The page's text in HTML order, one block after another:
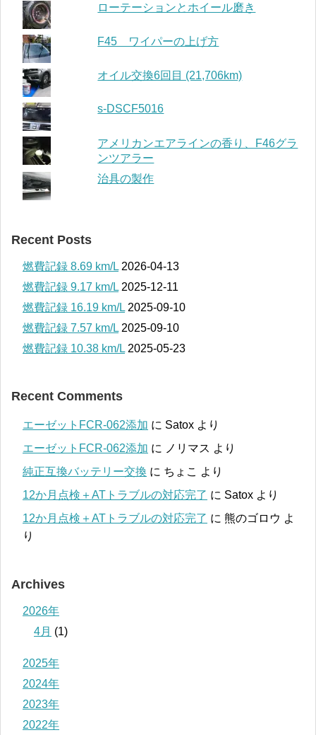
ローテーションとホイール磨き
F45 ワイパーの上げ方
オイル交換6回目 (21,706km)
s-DSCF5016
アメリカンエアラインの香り、F46グラ
ンツアラー
治具の製作
Recent Posts
燃費記録 8.69 km/L 2026-04-13
燃費記録 9.17 km/L 2025-12-11
燃費記録 16.19 km/L 2025-09-10
燃費記録 7.57 km/L 2025-09-10
燃費記録 10.38 km/L 2025-05-23
Recent Comments
エーゼットFCR-062添加 に Satox より
エーゼットFCR-062添加 に ノリマス より
純正互換バッテリー交換 に ちょこ より
12か月点検＋ATトラブルの対応完了 に Satox より
12か月点検＋ATトラブルの対応完了 に 熊のゴロウ よ
り
Archives
2026年
4月 (1)
2025年
2024年
2023年
2022年